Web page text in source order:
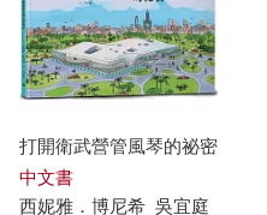
打開衛武營管風琴的祕密
中文書
西妮雅．博尼希 吳宜庭